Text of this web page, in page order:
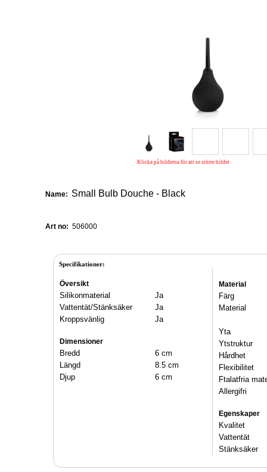
Klicka på bilderna för att se större bilder
Name: Small Bulb Douche - Black
Art no: 506000
Specifikationer:
Översikt
Silikonmaterial
Ja
Vattentät/Stänksäker
Ja
Kroppsvänlig
Ja
Dimensioner
Bredd
6 cm
Längd
8.5 cm
Djup
6 cm
Material
Färg
Material
Yta
Ytstruktur
Hårdhet
Flexibilitet
Ftalatfria
Allergifri
Egenskaper
Kvalitet
Vattentät
Stänksäker